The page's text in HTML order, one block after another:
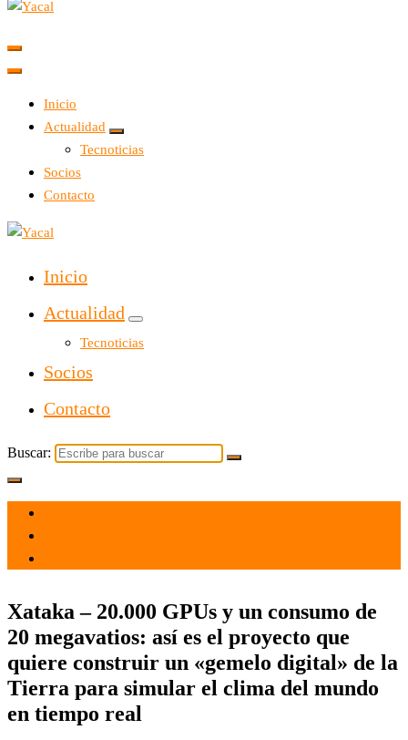
Yacal micro hosting
Inicio
Actualidad
Tecnoticias
Socios
Contacto
Yacal micro hosting
Inicio
Actualidad
Tecnoticias
Socios
Contacto
Buscar:
Xataka – 20.000 GPUs y un consumo de
20 megavatios: así es el proyecto que
quiere construir un «gemelo digital» de la
Tierra para simular el clima del mundo
en tiempo real